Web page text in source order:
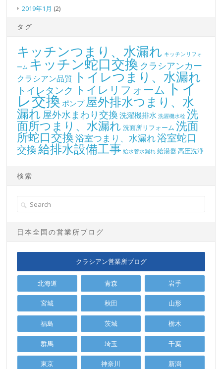
2019年1月 (2)
タグ
キッチンつまり、水漏れ キッチンリフォ
ーム キッチン蛇口交換 クラシアンカー
クラシアン品質 トイレつまり、水漏れ
トイレタンク トイレリフォーム トイ
レ交換 ポンプ 屋外排水つまり、水
漏れ 屋外水まわり交換 洗濯機排水 洗濯機水栓 洗
面所つまり、水漏れ 洗面所リフォーム 洗面
所蛇口交換浴室つまり、水漏れ浴室蛇口
交換給排水設備工事 給水管水漏れ 給湯器 高圧洗浄
検索
日本全国の営業所ブログ
クラシアン営業所ブログ
北海道 青森 岩手
宮城 秋田 山形
福島 茨城 栃木
群馬 埼玉 千葉
東京 神奈川 新潟